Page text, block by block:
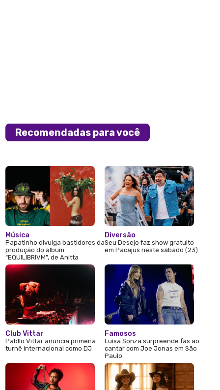
Recomendadas para você
Música
Papatinho divulga bastidores da
produção do álbum
“EQUILIBRIVM”, de Anitta
Club Vittar
Pabllo Vittar anuncia primeira
turnê internacional como DJ
Diversão
Seu Desejo faz show gratuito
em Pacajus neste sábado (23)
Famosos
Luísa Sonza surpreende fãs ao
cantar com Joe Jonas em São
Paulo